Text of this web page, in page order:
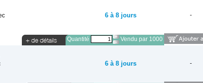
6 à 8 jours -
Quantité Vendu par 1000
6 à 8 jours -